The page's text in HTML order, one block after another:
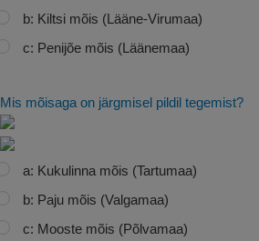
b: Kiltsi mõis (Lääne-Virumaa)
c: Penijõe mõis (Läänemaa)
Mis mõisaga on järgmisel pildil tegemist?
a: Kukulinna mõis (Tartumaa)
b: Paju mõis (Valgamaa)
c: Mooste mõis (Põlvamaa)